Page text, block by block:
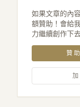
如果文章的內
額贊助！會給
力繼續創作下去
贊